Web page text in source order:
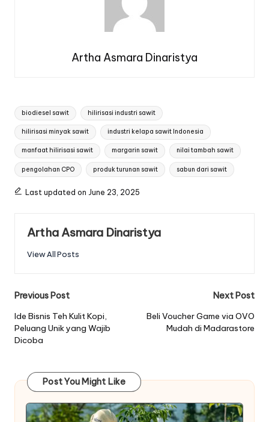
Artha Asmara Dinaristya
Tags:
biodiesel sawit hilirisasi industri sawit
hilirisasi minyak sawit industri kelapa sawit Indonesia
manfaat hilirisasi sawit margarin sawit nilai tambah sawit
pengolahan CPO produk turunan sawit sabun dari sawit
Last updated on June 23, 2025
Artha Asmara Dinaristya
View All Posts
Post
navigation
Previous Post
Ide Bisnis Teh Kulit Kopi,
Peluang Unik yang Wajib
Dicoba
Next Post
Beli Voucher Game via OVO
Mudah di Madarastore
Post You Might Like